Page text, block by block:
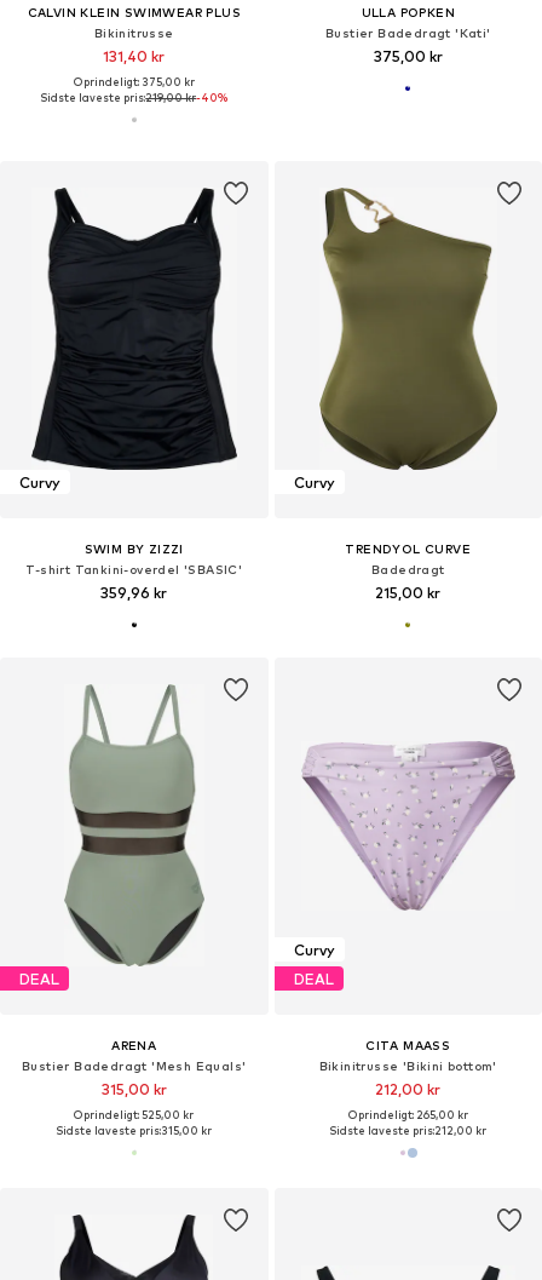
CALVIN KLEIN SWIMWEAR PLUS
Bikinitrusse
131,40 kr
Oprindeligt: 375,00 kr
Sidste laveste pris:219,00 kr-40%
ULLA POPKEN
Bustier Badedragt 'Kati'
375,00 kr
Curvy
SWIM BY ZIZZI
T-shirt Tankini-overdel 'SBASIC'
359,96 kr
Curvy
TRENDYOL CURVE
Badedragt
215,00 kr
DEAL
ARENA
Bustier Badedragt 'Mesh Equals'
315,00 kr
Oprindeligt: 525,00 kr
Sidste laveste pris:315,00 kr
Curvy
DEAL
CITA MAASS
Bikinitrusse 'Bikini bottom'
212,00 kr
Oprindeligt: 265,00 kr
Sidste laveste pris:212,00 kr